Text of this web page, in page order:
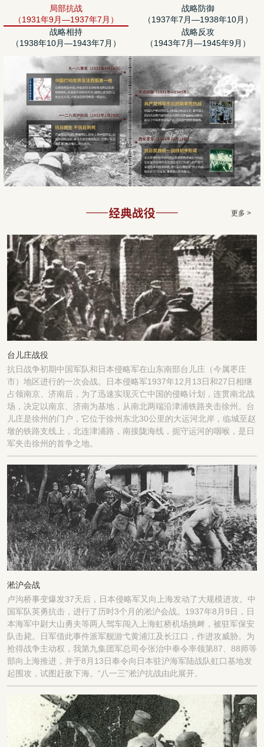
局部抗战
（1931年9月—1937年7月）
战略防御
（1937年7月—1938年10月）
战略相持
（1938年10月—1943年7月）
战略反攻
（1943年7月—1945年9月）
更多 >
台儿庄战役
抗日战争初期中国军队和日本侵略军在山东南部台儿庄（今属枣庄
市）地区进行的一次会战。日本侵略军1937年12月13日和27日相继
占领南京、济南后，为了迅速实现灭亡中国的侵略计划，连贯南北战
场，决定以南京、济南为基地，从南北两端沿津浦铁路夹击徐州。台
儿庄是徐州的门户，它位于徐州东北30公里的大运河北岸，临城至赵
墩的铁路支线上，北连津浦路，南接陇海线，扼守运河的咽喉，是日
军夹击徐州的首争之地。
淞沪会战
卢沟桥事变爆发37天后，日本侵略军又向上海发动了大规模进攻。中
国军队英勇抗击，进行了历时3个月的淞沪会战。1937年8月9日，日
本海军中尉大山勇夫等两人驾车闯入上海虹桥机场挑衅，被驻军保安
队击毙。日军借此事件派军舰游弋黄浦江及长江口，作进攻威胁。为
抢得战争主动权，我第九集团军总司令张治中奉令率领第87、88师等
部向上海推进，并于8月13日奉令向日本驻沪海军陆战队虹口基地发
起围攻，试图赶敌下海。“八一三”淞沪抗战由此展开。